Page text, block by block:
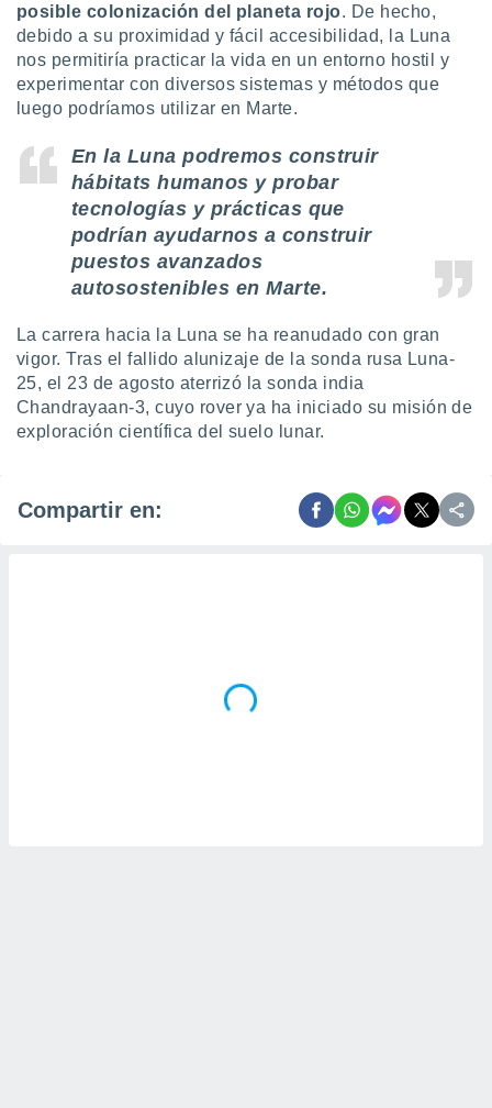
posible colonización del planeta rojo. De hecho,
debido a su proximidad y fácil accesibilidad, la Luna
nos permitiría practicar la vida en un entorno hostil y
experimentar con diversos sistemas y métodos que
luego podríamos utilizar en Marte.
En la Luna podremos construir
hábitats humanos y probar
tecnologías y prácticas que
podrían ayudarnos a construir
puestos avanzados
autosostenibles en Marte.
La carrera hacia la Luna se ha reanudado con gran
vigor. Tras el fallido alunizaje de la sonda rusa Luna-
25, el 23 de agosto aterrizó la sonda india
Chandrayaan-3, cuyo rover ya ha iniciado su misión de
exploración científica del suelo lunar.
Compartir en: